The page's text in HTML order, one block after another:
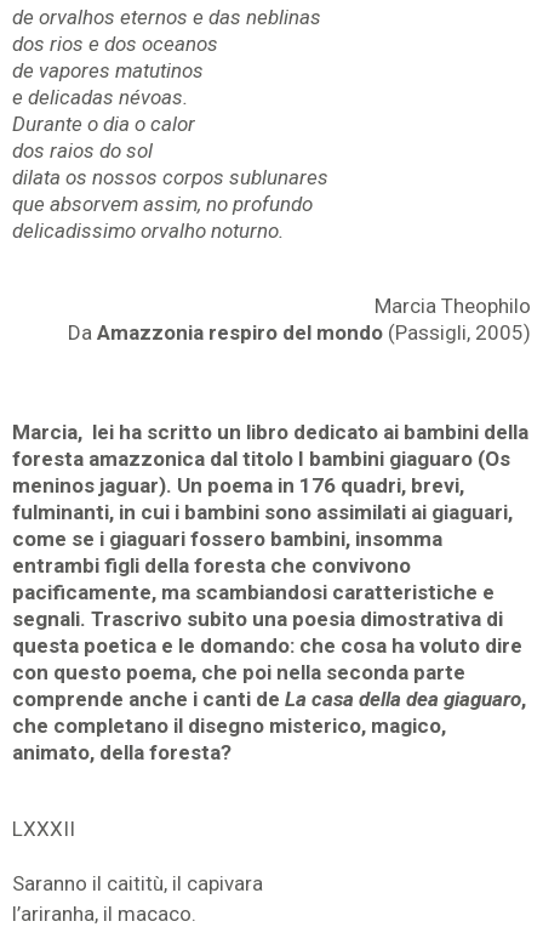
de orvalhos eternos e das neblinas
dos rios e dos oceanos
de vapores matutinos
e delicadas névoas.
Durante o dia o calor
dos raios do sol
dilata os nossos corpos sublunares
que absorvem assim, no profundo
delicadissimo orvalho noturno.
Marcia Theophilo
Da Amazzonia respiro del mondo (Passigli, 2005)
Marcia, lei ha scritto un libro dedicato ai bambini della
foresta amazzonica dal titolo I bambini giaguaro (Os
meninos jaguar). Un poema in 176 quadri, brevi,
fulminanti, in cui i bambini sono assimilati ai giaguari,
come se i giaguari fossero bambini, insomma
entrambi figli della foresta che convivono
pacificamente, ma scambiandosi caratteristiche e
segnali. Trascrivo subito una poesia dimostrativa di
questa poetica e le domando: che cosa ha voluto dire
con questo poema, che poi nella seconda parte
comprende anche i canti de La casa della dea giaguaro,
che completano il disegno misterico, magico,
animato, della foresta?
LXXXII
Saranno il caititù, il capivara
l’ariranha, il macaco.